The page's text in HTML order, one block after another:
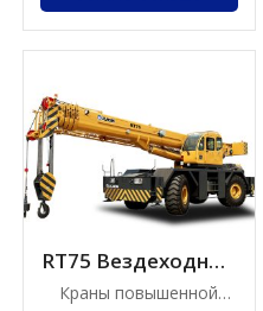
RT75 Вездеходный
кран
Краны повышенной